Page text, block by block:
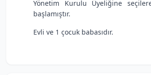
Yönetim Kurulu Üyeliğine
başlamıştır.
Evli ve 1 çocuk babasıdır.